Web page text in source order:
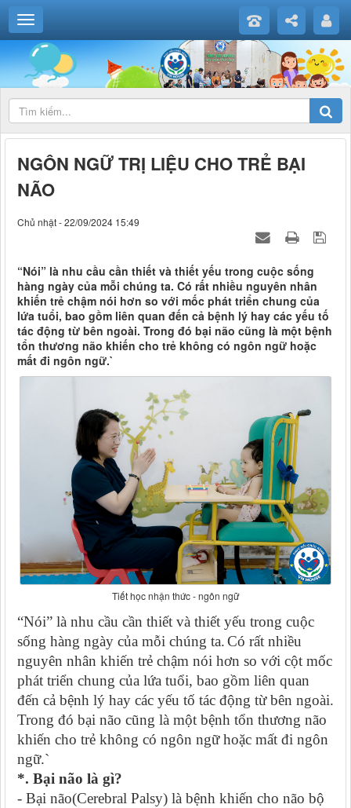
NGÔN NGỮ TRỊ LIỆU CHO TRẺ BẠI
NÃO
Chủ nhật - 22/09/2024 15:49
“Nói” là nhu cầu cần thiết và thiết yếu trong cuộc sống
hàng ngày của mỗi chúng ta. Có rất nhiều nguyên nhân
khiến trẻ chậm nói hơn so với mốc phát triển chung của
lứa tuổi, bao gồm liên quan đến cả bệnh lý hay các yếu tố
tác động từ bên ngoài. Trong đó bại não cũng là một bệnh
tổn thương não khiến cho trẻ không có ngôn ngữ hoặc
mất đi ngôn ngữ.`
Tiết học nhận thức - ngôn ngữ
“Nói” là nhu cầu cần thiết và thiết yếu trong cuộc
sống hàng ngày của mỗi chúng ta.Có rất nhiều
nguyên nhân khiến trẻ chậm nói hơn so với cột mốc
phát triển chung của lứa tuổi, bao gồm liên quan
đến cả bệnh lý hay các yếu tố tác động từ bên ngoài.
Trong đó bại não cũng là một bệnh tổn thương não
khiến cho trẻ không có ngôn ngữ hoặc mất đi ngôn
ngữ.`
*. Bại não là gì?
- Bại não(Cerebral Palsy) là bệnh khiến cho não bộ